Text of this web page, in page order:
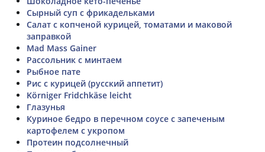
Сырный суп с фрикадельками
Салат с копченой курицей, томатами и маковой
заправкой
Mad Mass Gainer
Рассольник с минтаем
Рыбное пате
Рис с курицей (русский аппетит)
Körniger Fridchkäse leicht
Глазунья
Куриное бедро в перечном соусе с запеченым
картофелем с укропом
Протеин подсолнечный